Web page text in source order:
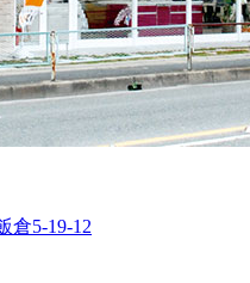
倉5-19-12